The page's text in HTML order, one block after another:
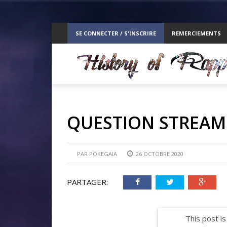
SE CONNECTER / S'INSCRIRE REMERCIEMENTS
QUESTION
PAR POKEGAIA 26 OCTOBRE 2020
PARTAGER:
This post